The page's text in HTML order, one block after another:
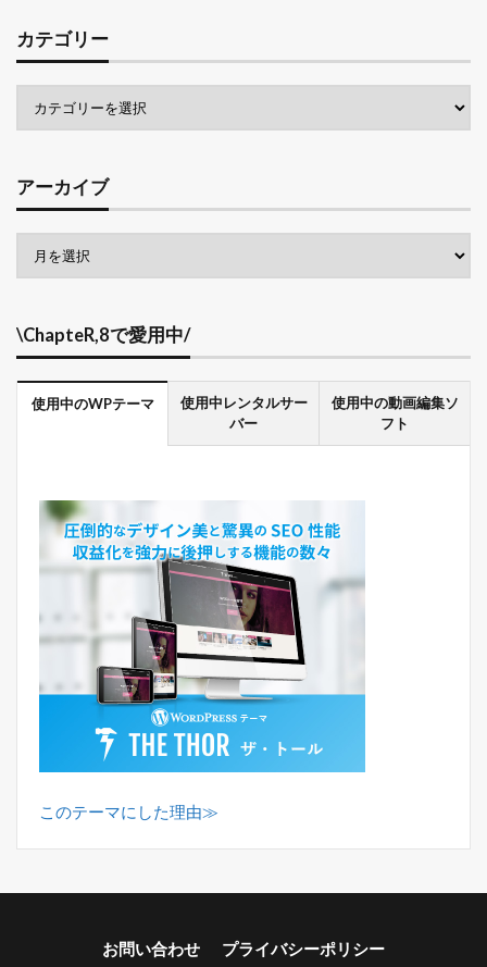
カテゴリー
アーカイブ
\ChapteR,8で愛用中/
使用中のWPテーマ
使用中レンタルサー
バー
使用中の動画編集ソ
フト
このテーマにした理由≫
お問い合わせ プライバシーポリシー